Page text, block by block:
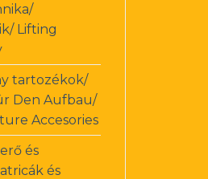
Lifting
tartozékok/
Den Aufbau/
Accesories
és
és